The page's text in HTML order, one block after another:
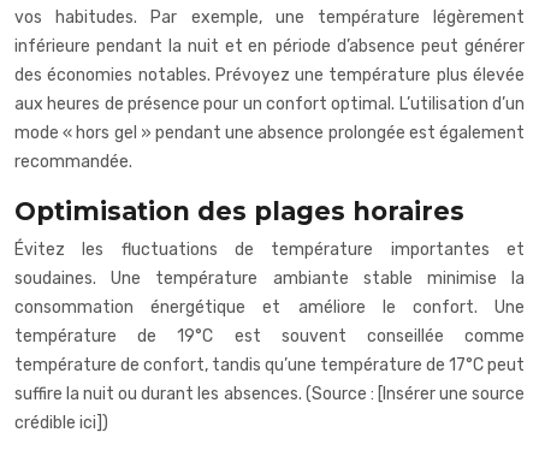
vos habitudes. Par exemple, une température légèrement
inférieure pendant la nuit et en période d’absence peut générer
des économies notables. Prévoyez une température plus élevée
aux heures de présence pour un confort optimal. L’utilisation d’un
mode « hors gel » pendant une absence prolongée est également
recommandée.
Optimisation des plages horaires
Évitez les fluctuations de température importantes et
soudaines. Une température ambiante stable minimise la
consommation énergétique et améliore le confort. Une
température de 19°C est souvent conseillée comme
température de confort, tandis qu’une température de 17°C peut
suffire la nuit ou durant les absences. (Source : [Insérer une source
crédible ici])